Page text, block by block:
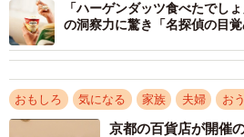
「私が伝えるまでもなく自分で気
た。いつもこのてのものはチルドに
いだったのでど真ん中に置いてい
なの笑」とは言われても特に怒ら
コーヒーを飲みました」
「ハーゲンダッツ食べたでし
の洞察力に驚き「名探偵の目
おもしろ 気になる 家族 夫婦 お
京都の百貨店が開催